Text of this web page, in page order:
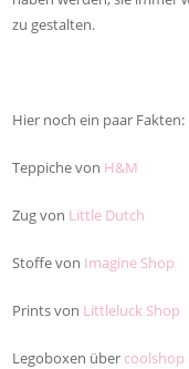
zu gestalten.
Hier noch ein paar Fakten:
Teppiche von H&M
Zug von Little Dutch
Stoffe von Imagine Shop
Prints von Littleluck Shop
Legoboxen über coolshop